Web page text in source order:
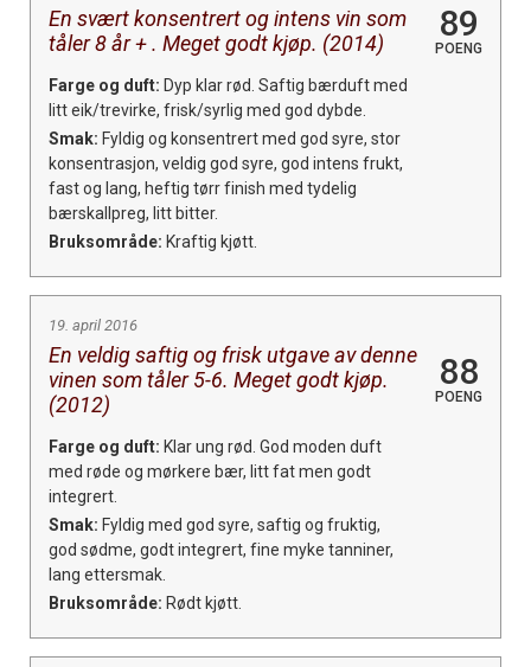
En svært konsentrert og intens vin som
tåler 8 år + . Meget godt kjøp. (2014)
89
POENG
Farge og duft: Dyp klar rød. Saftig bærduft med
litt eik/trevirke, frisk/syrlig med god dybde.
Smak: Fyldig og konsentrert med god syre, stor
konsentrasjon, veldig god syre, god intens frukt,
fast og lang, heftig tørr finish med tydelig
bærskallpreg, litt bitter.
Bruksområde: Kraftig kjøtt.
19. april 2016
En veldig saftig og frisk utgave av denne
vinen som tåler 5-6. Meget godt kjøp.
(2012)
88
POENG
Farge og duft: Klar ung rød. God moden duft
med røde og mørkere bær, litt fat men godt
integrert.
Smak: Fyldig med god syre, saftig og fruktig,
god sødme, godt integrert, fine myke tanniner,
lang ettersmak.
Bruksområde: Rødt kjøtt.